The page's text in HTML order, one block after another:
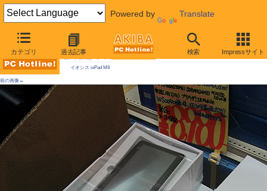
Powered by Translate
カテゴリ 過去記事 検索 Impressサイト
AKIBA PC Hotline! 2010年7月10日号
イオシス ioPad M8
前の画像←